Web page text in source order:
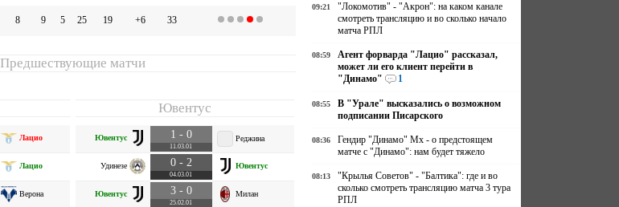
8 9 5 25 19 +6 33
Предшествующие матчи
Лацио
Лацио
Верона
Ювентус
Ювентус 1 - 0
11.03.01
Реджина
Удинезе 0 - 2
04.03.01
Ювентус
Ювентус 3 - 0
25.02.01
Милан
09:21
"Локомотив" - "Акрон": на каком канале
смотреть трансляцию и во сколько начало
матча РПЛ
08:59
Агент форварда "Лацио" рассказал,
может ли его клиент перейти в
"Динамо"
1
08:55
В "Урале" высказались о возможном
подписании Писарского
08:36
Гендир "Динамо" Мх - о предстоящем
матче с "Динамо": нам будет тяжело
08:13
"Крылья Советов" - "Балтика": где и во
сколько смотреть трансляцию матча 3 тура
РПЛ